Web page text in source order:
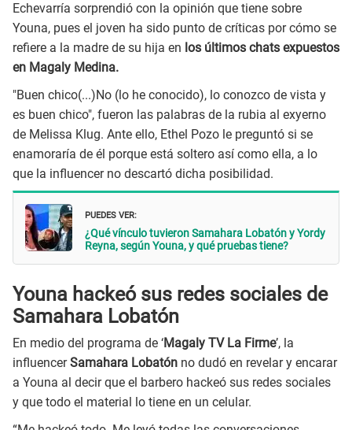
Echevarría sorprendió con la opinión que tiene sobre
Youna, pues el joven ha sido punto de críticas por cómo se
refiere a la madre de su hija en los últimos chats expuestos
en Magaly Medina.
"Buen chico(...)No (lo he conocido), lo conozco de vista y
es buen chico", fueron las palabras de la rubia al exyerno
de Melissa Klug. Ante ello, Ethel Pozo le preguntó si se
enamoraría de él porque está soltero así como ella, a lo
que la influencer no descartó dicha posibilidad.
PUEDES VER:
¿Qué vínculo tuvieron Samahara Lobatón y Yordy
Reyna, según Youna, y qué pruebas tiene?
Youna hackeó sus redes sociales de
Samahara Lobatón
En medio del programa de ‘Magaly TV La Firme’, la
influencerSamahara Lobatón no dudó en revelar y encarar
a Youna al decir que el barbero hackeó sus redes sociales
y que todo el material lo tiene en un celular.